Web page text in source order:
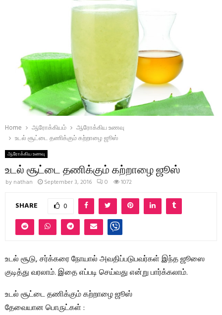
Home ஆரோக்கியம்
ஆரோக்கிய உணவு
உடல் சூட்டை தணிக்கும் கற்றாழை ஜூஸ்
ஆரோக்கிய உணவு
உடல் சூட்டை தணிக்கும் கற்றாழை ஜூஸ்
by nathan September 3, 2016 0 1072
SHARE 0
உடல் சூடு, சர்க்கரை நோயால் அவதிப்படுபவர்கள் இந்த ஜூஸை
குடித்து வரலாம். இதை எப்படி செய்வது என்று பார்க்கலாம்.
உடல் சூட்டை தணிக்கும் கற்றாழை ஜூஸ்
தேவையான பொருட்கள் :